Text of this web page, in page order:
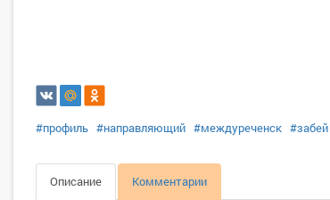
#профиль #направляющий #междуреченск #забей
Описание Комментарии